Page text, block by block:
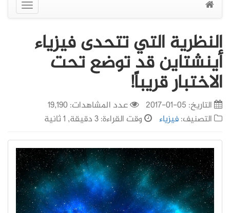
عرض
القائمة
النظرية التي تتحدى فيزياء
أينشتاين قد توضع تحت
الاختبار قريباً!
التاريخ: 05-01-2017
عدد المشاهدات: 19,190
التصنيف:فيزياء وقت القراءة: 3 دقيقة, 1 ثانية